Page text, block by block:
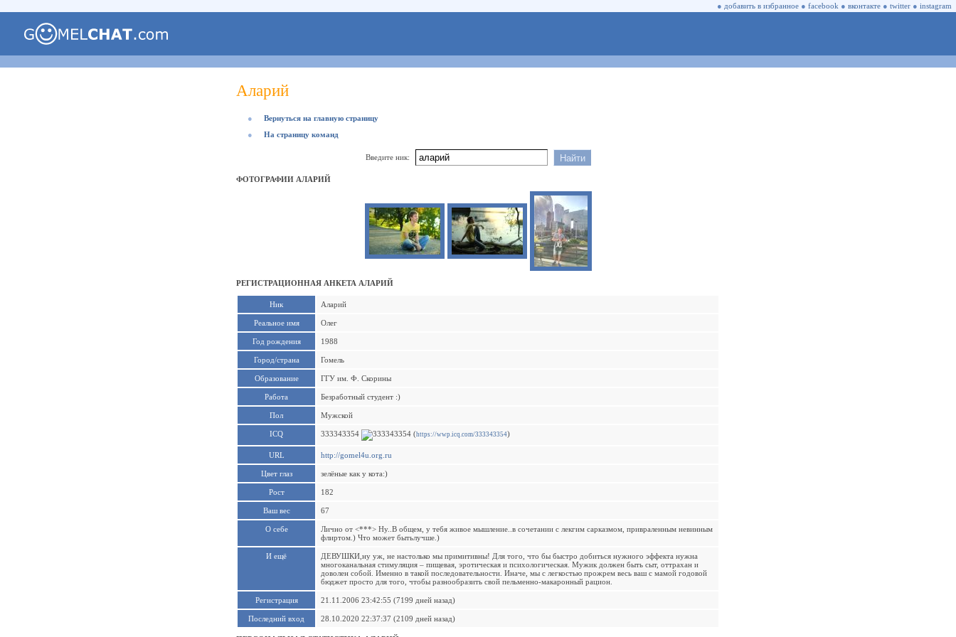
● добавить в избранное ● facebook ● вконтакте ● twitter ● instagram
Аларий
●
Вернуться на главную страницу
●
На страницу команд
Введите ник:
ФОТОГРАФИИ АЛАРИЙ
РЕГИСТРАЦИОННАЯ АНКЕТА АЛАРИЙ
Ник Аларий
Реальное имя Олег
Год рождения 1988
Город/страна Гомель
Образование ГГУ им. Ф. Скорины
Работа Безработный студент :)
Пол Мужской
ICQ 333343354 (https://wwp.icq.com/333343354)
URL http://gomel4u.org.ru
Цвет глаз зелёные как у кота:)
Рост 182
Ваш вес 67
О себе
Лично от <***> Ну..В общем, у тебя живое мышление..в сочетании с лекгим сарказмом, привраленным невинным
флиртом.) Что может бытьлучше.)
И ещё
ДЕВУШКИ,ну уж, не настолько мы примитивны! Для того, что бы быстро добиться нужного эффекта нужна
многоканальная стимуляция – пищевая, эротическая и психологическая. Мужик должен быть сыт, оттрахан и
доволен собой. Именно в такой последовательности. Иначе, мы с легкостью прожрем весь ваш с мамой годовой
бюджет просто для того, чтобы разнообразить свой пельменно-макаронный рацион.
Регистрация 21.11.2006 23:42:55 (7199 дней назад)
Последний вход 28.10.2020 22:37:37 (2109 дней назад)